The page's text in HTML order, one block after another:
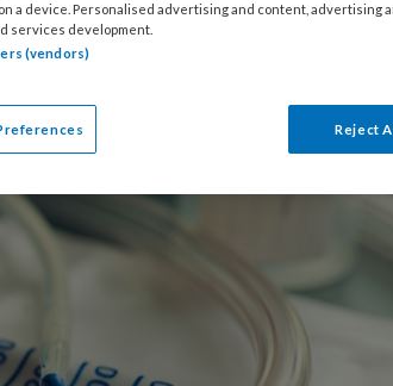
glijmiddel in de
is minder pijnlijk voor de cliënt
UWI aanzienlijk.
a device. Personalised advertising and content, advertising
services development.
(vendors)
Reject